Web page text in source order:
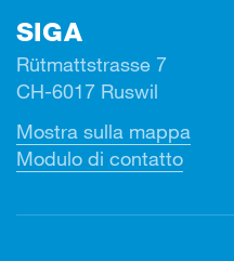
SIGA
Rütmattstrasse 7
CH-6017 Ruswil
Mostra sulla mappa
Modulo di contatto